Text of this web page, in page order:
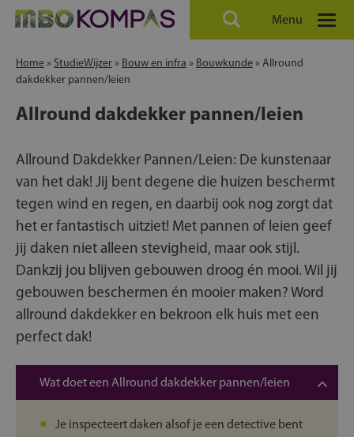
Menu
Home » StudieWijzer » Bouw en infra » Bouwkunde » Allround
dakdekker pannen/leien
Allround dakdekker pannen/leien
Allround Dakdekker Pannen/Leien: De kunstenaar
van het dak! Jij bent degene die huizen beschermt
tegen wind en regen, en daarbij ook nog zorgt dat
het er fantastisch uitziet! Met pannen of leien geef
jij daken niet alleen stevigheid, maar ook stijl.
Dankzij jou blijven gebouwen droog én mooi. Wil jij
gebouwen beschermen én mooier maken? Word
allround dakdekker en bekroon elk huis met een
perfect dak!
Wat doet een Allround dakdekker pannen/leien
Je inspecteert daken alsof je een detective bent